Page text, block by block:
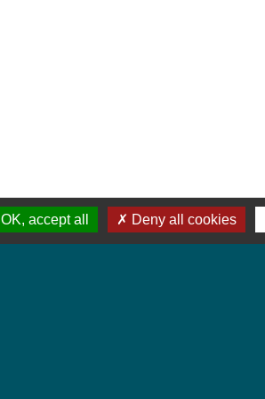
OK, accept all Deny all cookies